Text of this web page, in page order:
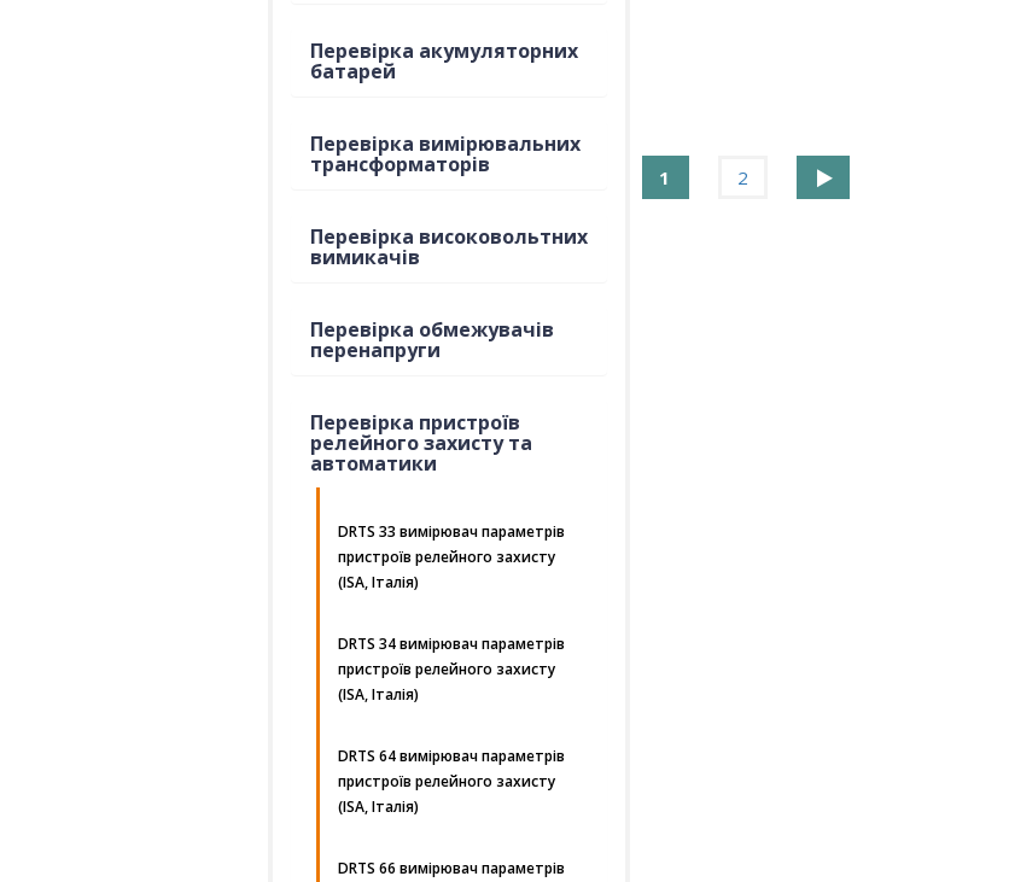
Перевірка акумуляторних
батарей
Перевірка вимірювальних
трансформаторів
Перевірка високовольтних
вимикачів
Перевірка обмежувачів
перенапруги
Перевірка пристроїв
релейного захисту та
автоматики
DRTS 33 вимірювач параметрів
пристроїв релейного захисту
(ISA, Італія)
DRTS 34 вимірювач параметрів
пристроїв релейного захисту
(ISA, Італія)
DRTS 64 вимірювач параметрів
пристроїв релейного захисту
(ISA, Італія)
DRTS 66 вимірювач параметрів
1 2